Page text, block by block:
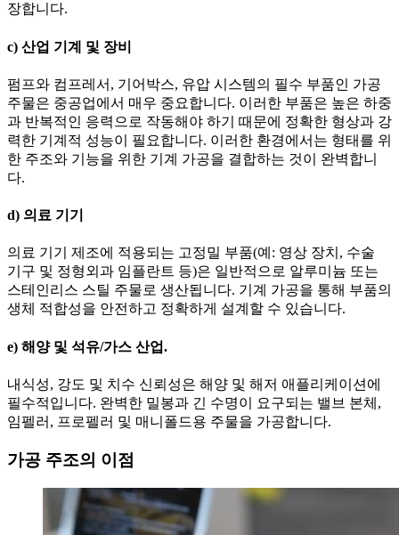
장합니다.
c) 산업 기계 및 장비
펌프와 컴프레서, 기어박스, 유압 시스템의 필수 부품인 가공
주물은 중공업에서 매우 중요합니다. 이러한 부품은 높은 하중
과 반복적인 응력으로 작동해야 하기 때문에 정확한 형상과 강
력한 기계적 성능이 필요합니다. 이러한 환경에서는 형태를 위
한 주조와 기능을 위한 기계 가공을 결합하는 것이 완벽합니
다.
d) 의료 기기
의료 기기 제조에 적용되는 고정밀 부품(예: 영상 장치, 수술
기구 및 정형외과 임플란트 등)은 일반적으로 알루미늄 또는
스테인리스 스틸 주물로 생산됩니다. 기계 가공을 통해 부품의
생체 적합성을 안전하고 정확하게 설계할 수 있습니다.
e) 해양 및 석유/가스 산업.
내식성, 강도 및 치수 신뢰성은 해양 및 해저 애플리케이션에
필수적입니다. 완벽한 밀봉과 긴 수명이 요구되는 밸브 본체,
임펠러, 프로펠러 및 매니폴드용 주물을 가공합니다.
가공 주조의 이점